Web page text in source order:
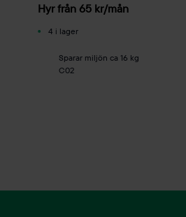
Hyr från 65 kr/mån
4 i lager
Sparar miljön ca 16 kg
C02